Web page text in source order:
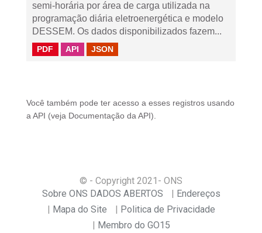
semi-horária por área de carga utilizada na
programação diária eletroenergética e modelo
DESSEM. Os dados disponibilizados fazem...
PDF API JSON
Você também pode ter acesso a esses registros usando
a API (veja Documentação da API ).
© - Copyright 2021 - ONS
Sobre ONS DADOS ABERTOS
Endereços
Mapa do Site
Politica de Privacidade
Membro do GO15